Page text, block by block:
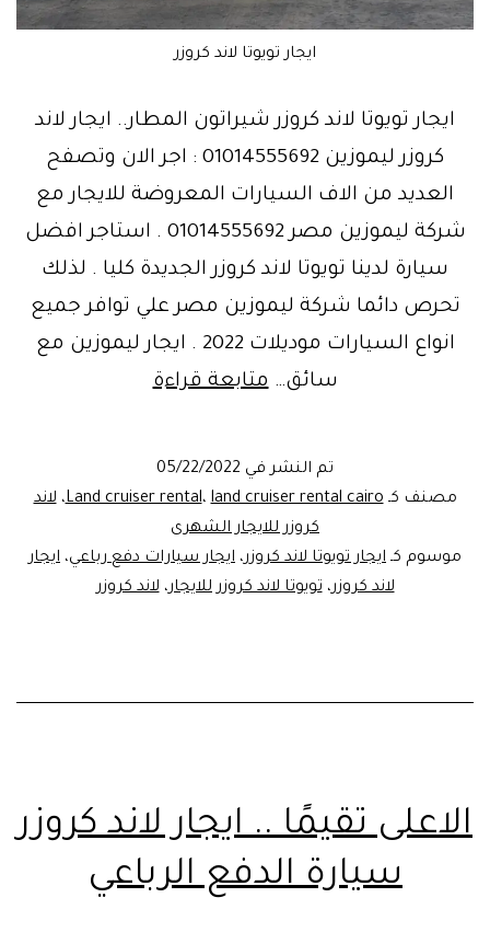
ايجار تويوتا لاند كروزر
ايجار تويوتا لاند كروزر شيراتون المطار.. ايجار لاند
كروزر ليموزين 01014555692 : اجر الان وتصفح
العديد من الاف السيارات المعروضة للايجار مع
شركة ليموزين مصر 01014555692 . استاجر افضل
سيارة لدينا تويوتا لاند كروزر الجديدة كليا . لذلك
تحرص دائما شركة ليموزين مصر علي توافر جميع
انواع السيارات موديلات 2022 . ايجار ليموزين مع
سائق…متابعة قراءة
لاند
ليموزين
تم النشر في 05/22/2022
مصنف كـ
Land cruiser rental،land cruiser rental cairo ،لاند
كروزر للايجار الشهرى
موسوم كـ ايجار تويوتا لاند كروزر، ايجار سيارات دفع رباعي، ايجار
لاند كروزر،تويوتا لاند كروزر للايجار،لاند كروزر
الاعلى تقيمًا .. ايجار لاند كروزر
سيارة الدفع الرباعي